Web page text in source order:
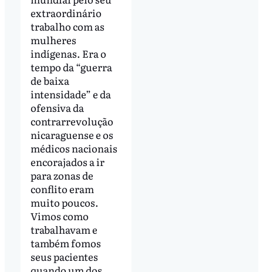
extraordinário
trabalho com as
mulheres
indígenas. Era o
tempo da “guerra
de baixa
intensidade” e da
ofensiva da
contrarrevolução
nicaraguense e os
médicos nacionais
encorajados a ir
para zonas de
conflito eram
muito poucos.
Vimos como
trabalhavam e
também fomos
seus pacientes